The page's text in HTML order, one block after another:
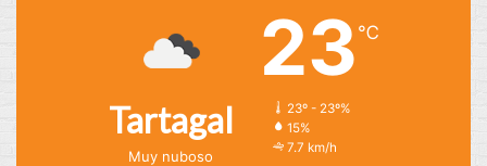
Tartagal
Muy nuboso
23 ℃
23º - 23º%
15%
7.7 km/h